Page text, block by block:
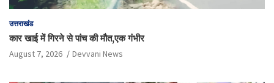
उत्तराखंड
कार खाई में गिरने से पांच की मौत,एक गंभीर
August 7, 2026 Devvani News